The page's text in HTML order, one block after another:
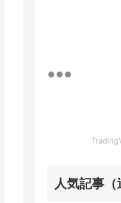
人気記事（